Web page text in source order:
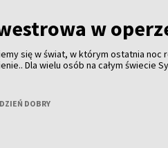
w
się w świat, w którym ostatnia noc
Dla wielu osób na całym świecie
i osoba, która operę zna nie tylko z
DOBRY